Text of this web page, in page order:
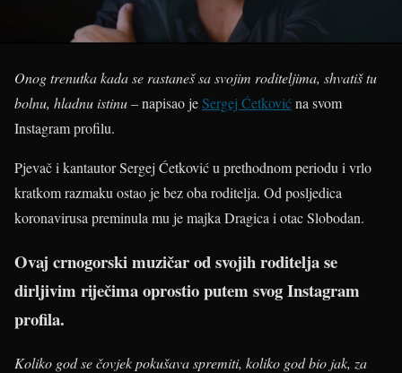
Onog trenutka kada se rastaneš sa svojim roditeljima, shvatiš tu
bolnu, hladnu istinu– napisao jeSergej Ćetkovićna svom
Instagram profilu.
Pjevač i kantautor Sergej Ćetković u prethodnom periodu i vrlo
kratkom razmaku ostao je bez oba roditelja. Od posljedica
koronavirusa preminula mu je majka Dragica i otac Slobodan.
Ovaj crnogorski muzičar od svojih roditelja se
dirljivim riječima oprostio putem svog Instagram
profila.
Koliko god se čovjek pokušava spremiti, koliko god bio jak, za